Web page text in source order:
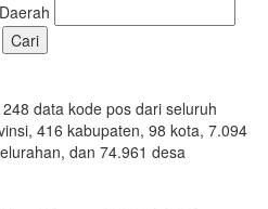
data kode pos dari seluruh
416 kabupaten, 98 kota, 7.094
dan 74.961 desa